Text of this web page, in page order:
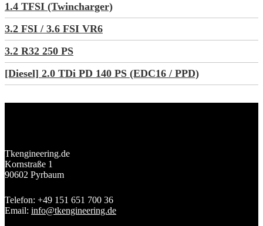
1.4 TFSI (Twincharger)
3.2 FSI / 3.6 FSI VR6
3.2 R32 250 PS
[Diesel] 2.0 TDi PD 140 PS (EDC16 / PPD)
Tkengineering.de
Kornstraße 1
90602 Pyrbaum
Telefon: +49 151 651 700 36
Email: info@tkengineering.de